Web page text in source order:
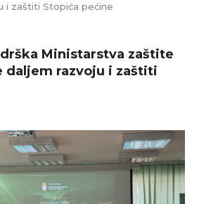
i zaštiti Stopića pećine
Ministarstva zaštite
daljem razvoju i zaštiti